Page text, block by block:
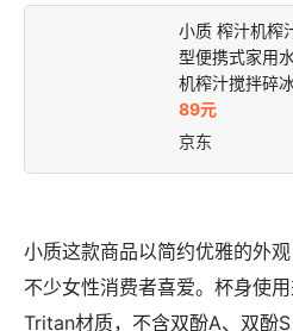
小质 榨汁机榨
型便携式家用
机榨汁搅拌碎
89元
京东
小质这款商品以简约优雅的外
不少女性消费者喜爱。杯身使
Tritan材质，不含双酚A、双酚